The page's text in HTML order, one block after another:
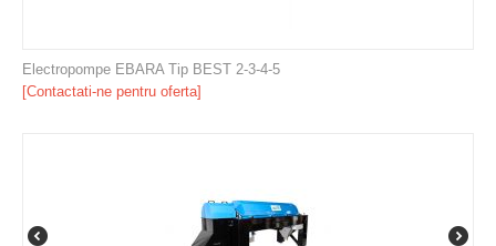
Electropompe EBARA Tip BEST 2-3-4-5
[Contactati-ne pentru oferta]